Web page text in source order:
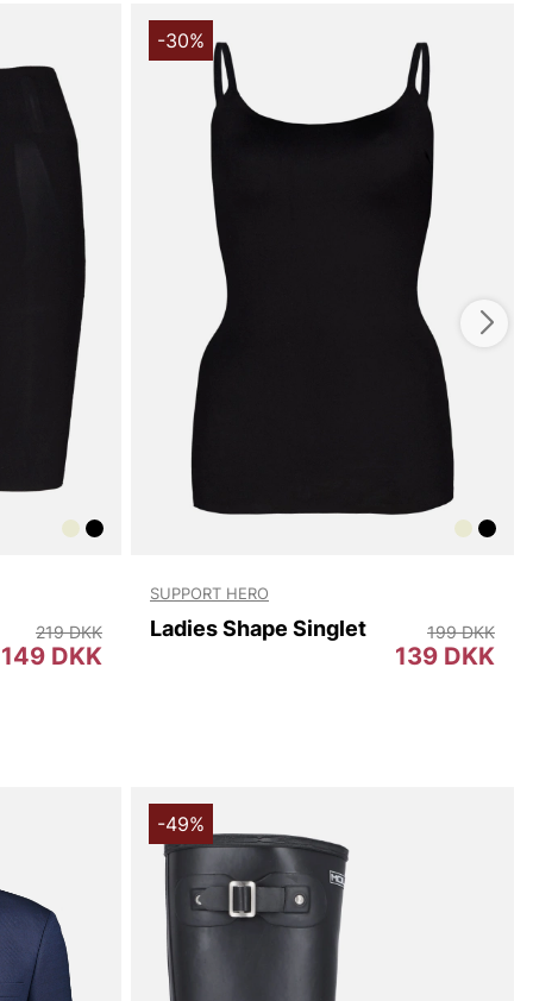
funktion og holdbarhed: 40% elastan og 60%
fremragende stræk og formstabilitet, samtidig med at
mod huden. Denne balance gør undertøjet slidstærkt
brug og blødt nok til, at du kan føle dig komfortabel
skridtet mod en mere stilfuld, selvsikker silhuet uden
med bevægelsesfriheden - vælg Support Hero
High Waist Undertøj for en subtil men effektiv shaping,
alt hvad du bærer.
handler i vores webbutik. Besøg os også i vores butik i
mere på
149 DKK
219 DKK
-30%
SUPPORT HERO
Ladies Shape Singlet
139 DKK
199 DKK
-49%